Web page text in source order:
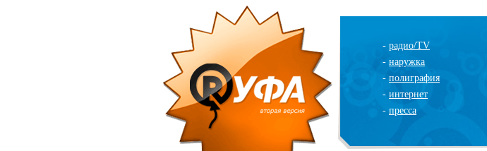
- радио/TV
- наружка
- полиграфия
- интернет
- пресса